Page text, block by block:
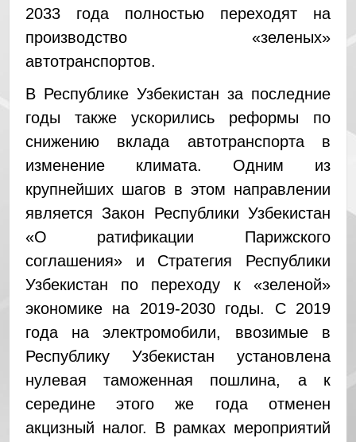
2033 года полностью переходят на
производство «зеленых»
автотранспортов.
В Республике Узбекистан за последние
годы также ускорились реформы по
снижению вклада автотранспорта в
изменение климата. Одним из
крупнейших шагов в этом направлении
является Закон Республики Узбекистан
«О ратификации Парижского
соглашения» и Стратегия Республики
Узбекистан по переходу к «зеленой»
экономике на 2019-2030 годы. С 2019
года на электромобили, ввозимые в
Республику Узбекистан установлена
нулевая таможенная пошлина, а к
середине этого же года отменен
акцизный налог. В рамках мероприятий